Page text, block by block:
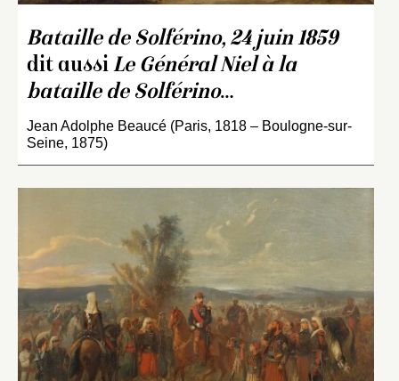
Bataille de Solférino, 24 juin 1859
dit aussi Le Général Niel à la
bataille de Solférino…
Jean Adolphe Beaucé (Paris, 1818 – Boulogne-sur-
Seine, 1875)